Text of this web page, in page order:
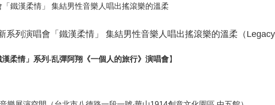
系列演唱會「鐵漢柔情」 集結男性音樂人唱出搖滾樂的溫柔（
漢柔情」 系列-乱彈阿翔 《一個人的旅行》演唱會】